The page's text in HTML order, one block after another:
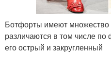
Ботфорты имеют множество
различаются в том числе по
его острый и закругленный